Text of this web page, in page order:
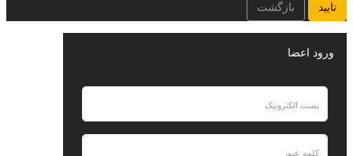
تایید بازگشت
ورود اعضا